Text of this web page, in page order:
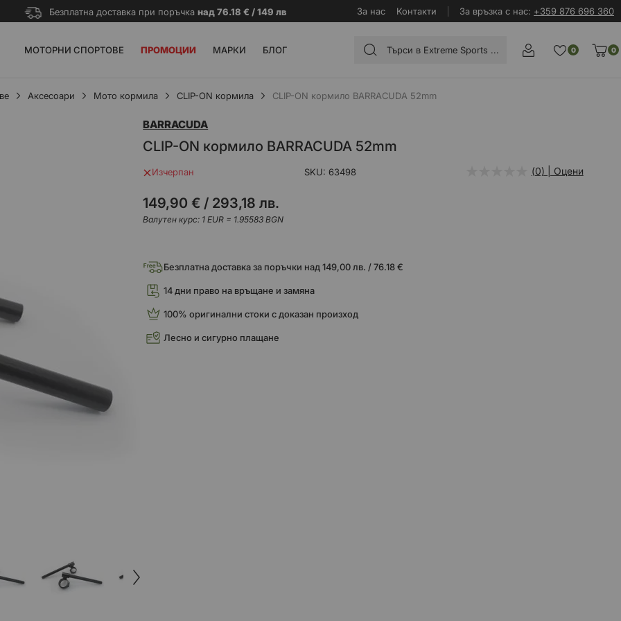
Безплатна доставка при поръчка над 76.18 € / 149 лв За нас Контакти За връзка с нас: +359 876 696 360
МОТОРНИ СПОРТОВЕ ПРОМОЦИИ МАРКИ БЛОГ 0
0
Аксесоари Мото кормила CLIP-ON кормила CLIP-ON кормило BARRACUDA 52mm
CLIP-ON кормило BARRACUDA 52mm
BARRACUDA
Изчерпан SKU 63498 (0) | Оцени
149,90 € / 293,18 лв.
Валутен курс: 1 EUR = 1.95583 BGN
Безплатна доставка за поръчки над 149,00 лв. / 76.18 €
14 дни право на връщане и замяна
100% оригинални стоки с доказан произход
Лесно и сигурно плащане